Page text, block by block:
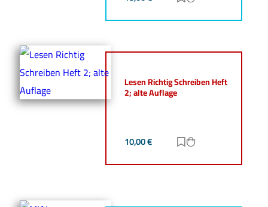
Lesen Richtig Schreiben Heft
2; alte Auflage
10,00€ Zur Merkliste